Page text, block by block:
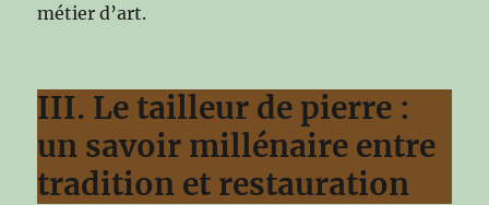
métier d’art.
III. Le tailleur de pierre :
un savoir millénaire entre
tradition et restauration